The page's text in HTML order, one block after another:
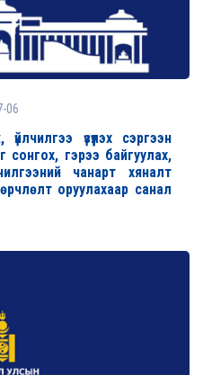
06
үзүүлэх сэргээн
гэрээ байгуулах,
чанарт хяналт
оруулахаар санал